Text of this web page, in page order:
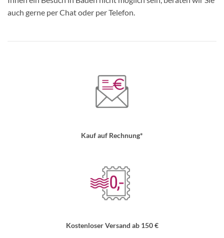
auch gerne per Chat oder per Telefon.
Kauf auf Rechnung*
Kostenloser Versand ab 150 €